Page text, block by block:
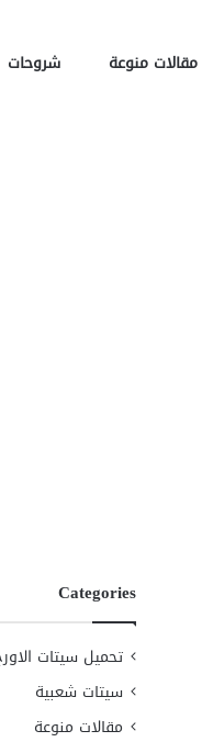
مقالات منوعة شروحات
Categories
تحميل سيتات
سيتات شعبية
مقالات منوعة